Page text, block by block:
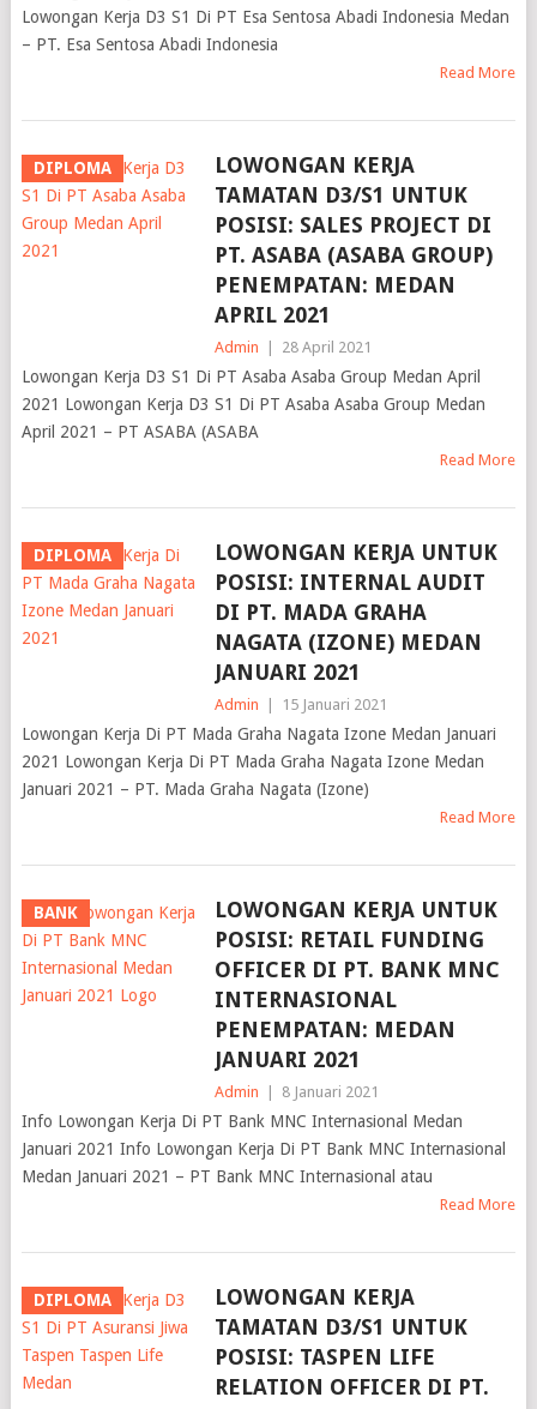
Lowongan Kerja D3 S1 Di PT Esa Sentosa Abadi Indonesia Medan
– PT. Esa Sentosa Abadi Indonesia
Read More
DIPLOMA
LOWONGAN KERJA
TAMATAN D3/S1 UNTUK
POSISI: SALES PROJECT DI
PT. ASABA (ASABA GROUP)
PENEMPATAN: MEDAN
APRIL 2021
Admin 28 April 2021
Lowongan Kerja D3 S1 Di PT Asaba Asaba Group Medan April
2021 Lowongan Kerja D3 S1 Di PT Asaba Asaba Group Medan
April 2021 – PT ASABA (ASABA
Read More
DIPLOMA
LOWONGAN KERJA UNTUK
POSISI: INTERNAL AUDIT
DI PT. MADA GRAHA
NAGATA (IZONE) MEDAN
JANUARI 2021
Admin 15 Januari 2021
Lowongan Kerja Di PT Mada Graha Nagata Izone Medan Januari
2021 Lowongan Kerja Di PT Mada Graha Nagata Izone Medan
Januari 2021 – PT. Mada Graha Nagata (Izone)
Read More
BANK
LOWONGAN KERJA UNTUK
POSISI: RETAIL FUNDING
OFFICER DI PT. BANK MNC
INTERNASIONAL
PENEMPATAN: MEDAN
JANUARI 2021
Admin 8 Januari 2021
Info Lowongan Kerja Di PT Bank MNC Internasional Medan
Januari 2021 Info Lowongan Kerja Di PT Bank MNC Internasional
Medan Januari 2021 – PT Bank MNC Internasional atau
Read More
DIPLOMA
LOWONGAN KERJA
TAMATAN D3/S1 UNTUK
POSISI: TASPEN LIFE
RELATION OFFICER DI PT.